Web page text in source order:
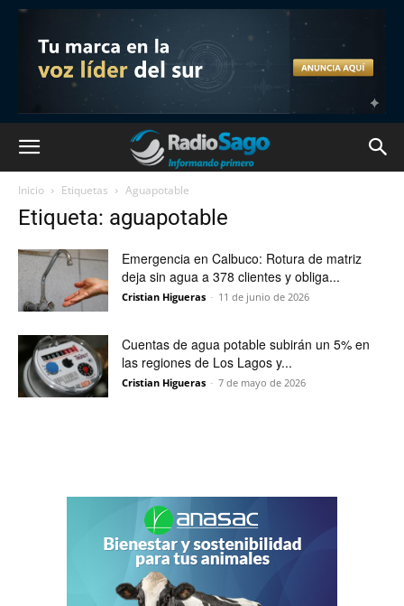
Inicio Etiquetas Aguapotable
Etiqueta: aguapotable
Emergencia en Calbuco: Rotura de matriz
deja sin agua a 378 clientes y obliga...
Cristian Higueras - 11 de junio de 2026
Cuentas de agua potable subirán un 5% en
las regiones de Los Lagos y...
Cristian Higueras - 7 de mayo de 2026